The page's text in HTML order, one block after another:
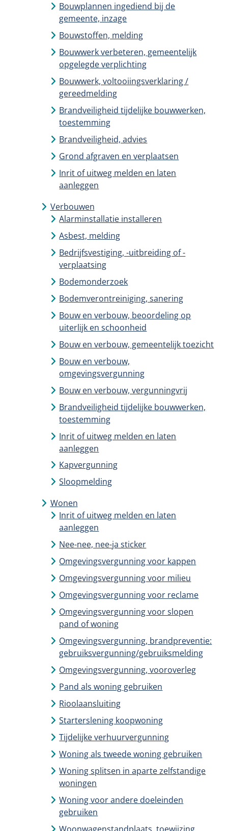
Bouwplannen ingediend bij de
gemeente, inzage
Bouwstoffen, melding
Bouwwerk verbeteren, gemeentelijk
opgelegde verplichting
Bouwwerk, voltooiingsverklaring /
gereedmelding
Brandveiligheid tijdelijke bouwwerken,
toestemming
Brandveiligheid, advies
Grond afgraven en verplaatsen
Inrit of uitweg melden en laten
aanleggen
Verbouwen
Alarminstallatie installeren
Asbest, melding
Bedrijfsvestiging, -uitbreiding of -
verplaatsing
Bodemonderzoek
Bodemverontreiniging, sanering
Bouw en verbouw, beoordeling op
uiterlijk en schoonheid
Bouw en verbouw, gemeentelijk toezicht
Bouw en verbouw,
omgevingsvergunning
Bouw en verbouw, vergunningvrij
Brandveiligheid tijdelijke bouwwerken,
toestemming
Inrit of uitweg melden en laten
aanleggen
Kapvergunning
Sloopmelding
Wonen
Inrit of uitweg melden en laten
aanleggen
Nee-nee, nee-ja sticker
Omgevingsvergunning voor kappen
Omgevingsvergunning voor milieu
Omgevingsvergunning voor reclame
Omgevingsvergunning voor slopen
pand of woning
Omgevingsvergunning, brandpreventie:
gebruiksvergunning/gebruiksmelding
Omgevingsvergunning, vooroverleg
Pand als woning gebruiken
Rioolaansluiting
Starterslening koopwoning
Tijdelijke verhuurvergunning
Woning als tweede woning gebruiken
Woning splitsen in aparte zelfstandige
woningen
Woning voor andere doeleinden
gebruiken